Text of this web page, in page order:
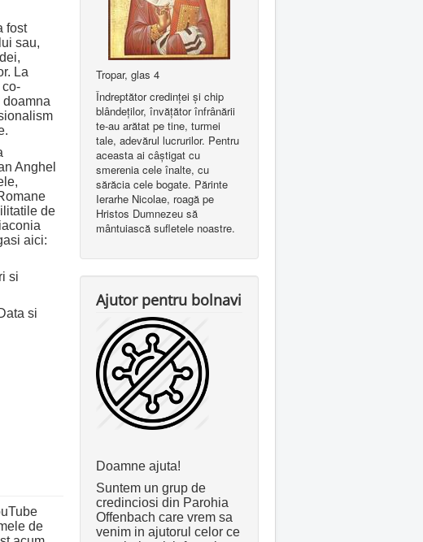
fost
sau,
La
doamna
Anghel
de
aici:
si
si
de
Tropar, glas 4
Îndreptător credinţei şi chip
blândeţilor, învăţător înfrânării
te-au arătat pe tine, turmei
tale, adevărul lucrurilor. Pentru
aceasta ai câştigat cu
smerenia cele înalte, cu
sărăcia cele bogate. Părinte
Ierarhe Nicolae, roagă pe
Hristos Dumnezeu să
mântuiască sufletele noastre.
Ajutor pentru bolnavi
Doamne ajuta!
Suntem un grup de
credinciosi din Parohia
Offenbach care vrem sa
venim in ajutorul celor ce